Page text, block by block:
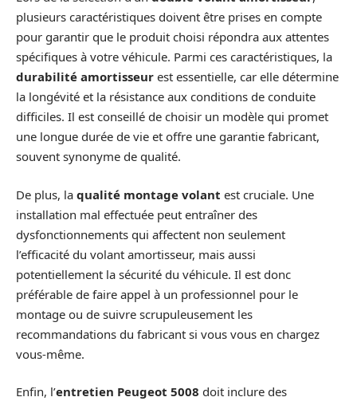
plusieurs caractéristiques doivent être prises en compte
pour garantir que le produit choisi répondra aux attentes
spécifiques à votre véhicule. Parmi ces caractéristiques, la
durabilité amortisseur est essentielle, car elle détermine
la longévité et la résistance aux conditions de conduite
difficiles. Il est conseillé de choisir un modèle qui promet
une longue durée de vie et offre une garantie fabricant,
souvent synonyme de qualité.
De plus, la qualité montage volant est cruciale. Une
installation mal effectuée peut entraîner des
dysfonctionnements qui affectent non seulement
l’efficacité du volant amortisseur, mais aussi
potentiellement la sécurité du véhicule. Il est donc
préférable de faire appel à un professionnel pour le
montage ou de suivre scrupuleusement les
recommandations du fabricant si vous vous en chargez
vous-même.
Enfin, l’entretien Peugeot 5008 doit inclure des